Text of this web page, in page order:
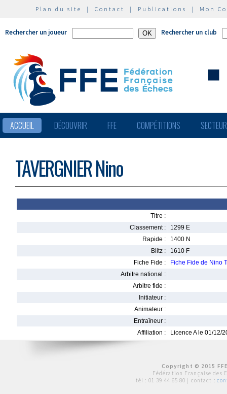
Plan du site | Contact | Publications | Mon
Rechercher un joueur Rechercher un club
ACCUEIL DÉCOUVRIR FFE COMPÉTITIONS
TAVERGNIER Nino
Titre :
Classement :
1299 E
Rapide :
1400 N
Blitz :
1610 F
Fiche Fide :
Fiche Fide de Nino
Arbitre national :
Arbitre fide :
Initiateur :
Animateur :
Entraîneur :
Affiliation :
Licence A le 01/12/
Copyright © 2015
Fédération Française des
tél : 01 39 44 65 80 | contact :